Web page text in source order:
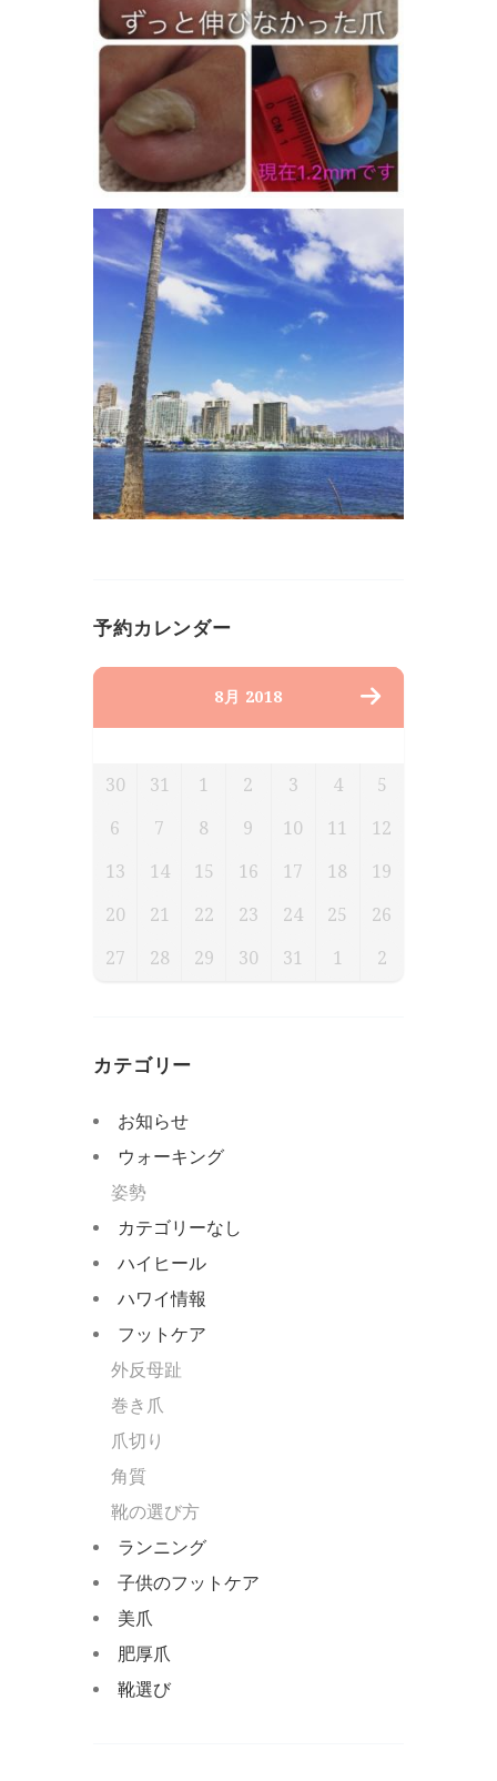
予約カレンダー
8月 2018
30 31 1 2 3 4 5
6 7 8 9 10 11 12
13 14 15 16 17 18 19
20 21 22 23 24 25 26
27 28 29 30 31 1 2
カテゴリー
お知らせ
ウォーキング
姿勢
カテゴリーなし
ハイヒール
ハワイ情報
フットケア
外反母趾
巻き爪
爪切り
角質
靴の選び方
ランニング
子供のフットケア
美爪
肥厚爪
靴選び